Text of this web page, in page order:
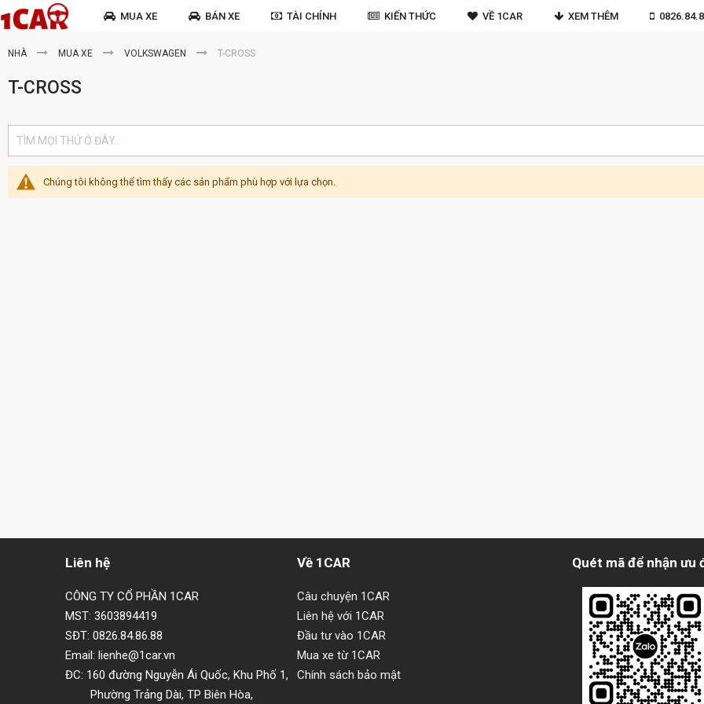
MUA XE BÁN XE TÀI CHÍNH KIẾN THỨC VỀ 1CAR XEM THÊM
NHÀ MUA XE VOLKSWAGEN T-CROSS
T-CROSS
Chúng tôi không thể tìm thấy các sản phẩm phù hợp với lựa chọn.
Liên hệ
CÔNG TY CỔ PHẦN 1CAR
MST: 3603894419
SĐT: 0826.84.86.88
Email: lienhe@1car.vn
ĐC: 160 đường Nguyễn Ái Quốc, Khu Phố 1,
Phường Trảng Dài, TP Biên Hòa,
Về 1CAR
Câu chuyện 1CAR
Liên hệ với 1CAR
Đầu tư vào 1CAR
Mua xe từ 1CAR
Chính sách bảo mật
Quét mã để nhận ưu